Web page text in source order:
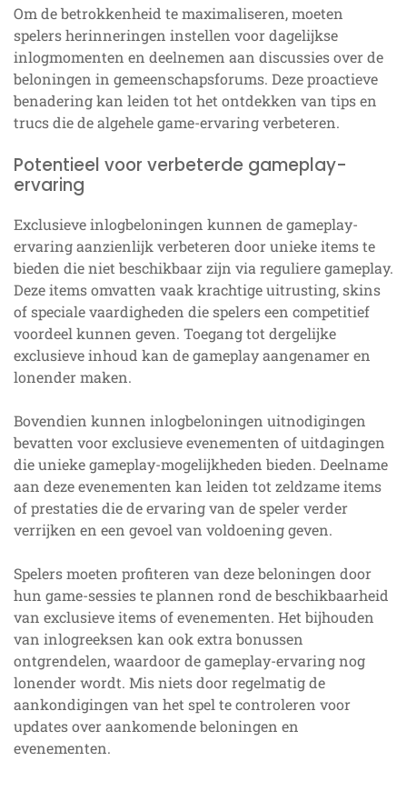
Om de betrokkenheid te maximaliseren, moeten
spelers herinneringen instellen voor dagelijkse
inlogmomenten en deelnemen aan discussies over de
beloningen in gemeenschapsforums. Deze proactieve
benadering kan leiden tot het ontdekken van tips en
trucs die de algehele game-ervaring verbeteren.
Potentieel voor verbeterde gameplay-
ervaring
Exclusieve inlogbeloningen kunnen de gameplay-
ervaring aanzienlijk verbeteren door unieke items te
bieden die niet beschikbaar zijn via reguliere gameplay.
Deze items omvatten vaak krachtige uitrusting, skins
of speciale vaardigheden die spelers een competitief
voordeel kunnen geven. Toegang tot dergelijke
exclusieve inhoud kan de gameplay aangenamer en
lonender maken.
Bovendien kunnen inlogbeloningen uitnodigingen
bevatten voor exclusieve evenementen of uitdagingen
die unieke gameplay-mogelijkheden bieden. Deelname
aan deze evenementen kan leiden tot zeldzame items
of prestaties die de ervaring van de speler verder
verrijken en een gevoel van voldoening geven.
Spelers moeten profiteren van deze beloningen door
hun game-sessies te plannen rond de beschikbaarheid
van exclusieve items of evenementen. Het bijhouden
van inlogreeksen kan ook extra bonussen
ontgrendelen, waardoor de gameplay-ervaring nog
lonender wordt. Mis niets door regelmatig de
aankondigingen van het spel te controleren voor
updates over aankomende beloningen en
evenementen.